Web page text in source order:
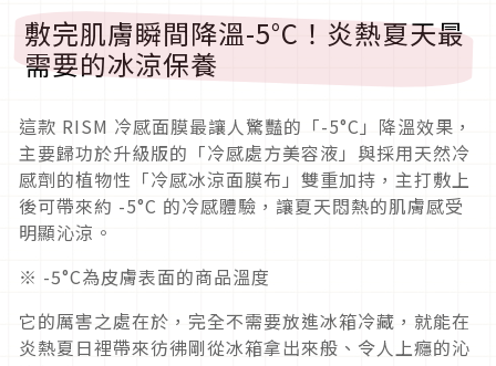
敷完肌膚瞬間降溫-5°C！炎熱夏天最
需要的冰涼保養
這款 RISM 冷感面膜最讓人驚豔的「-5°C」降溫效果，
主要歸功於升級版的「冷感處方美容液」與採用天然冷
感劑的植物性「冷感冰涼面膜布」雙重加持，主打敷上
後可帶來約 -5°C 的冷感體驗，讓夏天悶熱的肌膚感受
明顯沁涼。
※ -5°C為皮膚表面的商品溫度
它的厲害之處在於，完全不需要放進冰箱冷藏，就能在
炎熱夏日裡帶來彷彿剛從冰箱拿出來般、令人上癮的沁